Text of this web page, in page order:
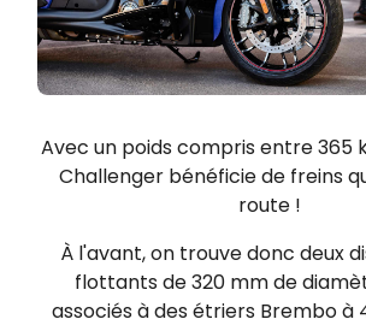
Avec un poids compris entre 365
Challenger bénéficie de freins
route !
À l'avant, on trouve donc deux
flottants de 320 mm de
associés à des étriers Brembo à